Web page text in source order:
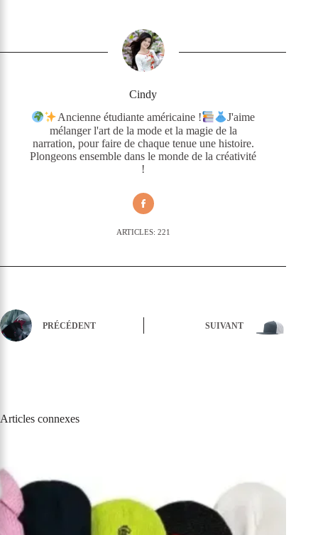
Cindy
Ancienne étudiante américaine !
J'aime
mélanger l'art de la mode et la magie de la
narration, pour faire de chaque tenue une histoire.
Plongeons ensemble dans le monde de la créativité
!
ARTICLES: 221
PRÉCÉDENT SUIVANT
Articles connexes